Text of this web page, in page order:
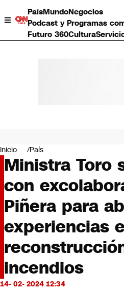
PaísMundoNegocios
Podcast y Programas
Futuro 360Cultura
Negocios
Deportes
Programas completos
Cultura
Servicios
Bits
CNN tiempo
Futuro 360
Opinión
Inicio País
Ministra Toro
con
Piñera para
experiencias
incendios
14- 02- 2024 12:34